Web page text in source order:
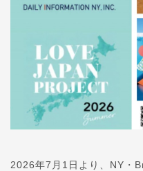
2026年7月1日より、NY・